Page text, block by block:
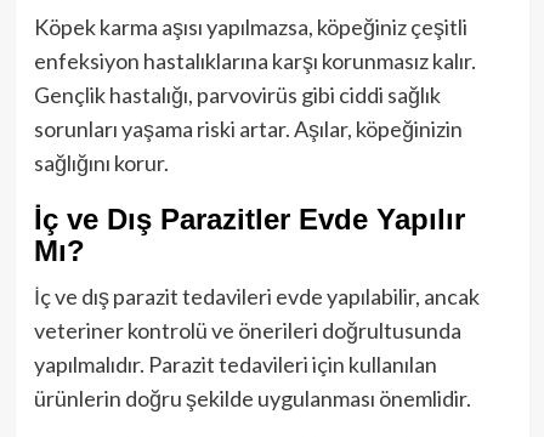
Köpek karma aşısı yapılmazsa, köpeğiniz çeşitli
enfeksiyon hastalıklarına karşı korunmasız kalır.
Gençlik hastalığı, parvovirüs gibi ciddi sağlık
sorunları yaşama riski artar. Aşılar, köpeğinizin
sağlığını korur.
İç ve Dış Parazitler Evde Yapılır
Mı?
İç ve dış parazit tedavileri evde yapılabilir, ancak
veteriner kontrolü ve önerileri doğrultusunda
yapılmalıdır. Parazit tedavileri için kullanılan
ürünlerin doğru şekilde uygulanması önemlidir.